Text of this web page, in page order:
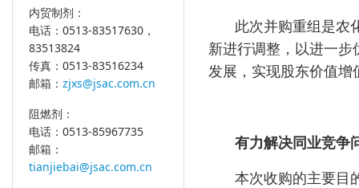
内贸制剂：
电话：0513-83517630，
83513824
传真：0513-83516234
邮箱： zjxs@jsac.com.cn
阻燃剂：
电话：0513-85967735
邮箱：
tianjiebai@jsac.com.cn
此次并购重组是农
新进行调整，以进一
发展，实现股东价值增
有力解决同业竞争
本次收购的主要目